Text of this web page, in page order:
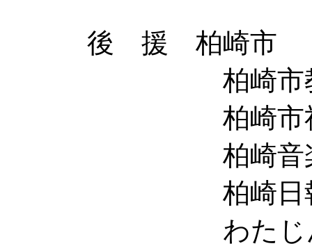
後 援 柏崎市
柏崎市教育
柏崎市社会
柏崎音楽
柏崎日報
わたじん